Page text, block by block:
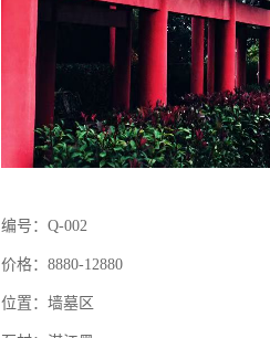
编号：Q-002
价格：8880-12880
位置：墙墓区